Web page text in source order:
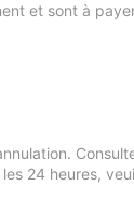
et sont à
24 heures,